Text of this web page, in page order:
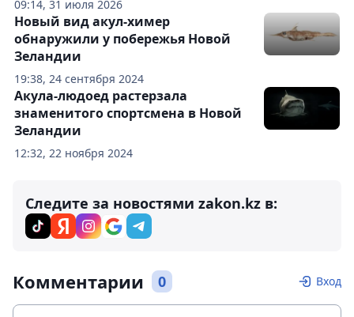
09:14, 31 июля 2026
19:38, 24 сентября 2024
Новый вид акул-химер
обнаружили у побережья Новой
Зеландии
12:32, 22 ноября 2024
Акула-людоед растерзала
знаменитого спортсмена в Новой
Зеландии
Следите за новостями zakon.kz в:
Комментарии 0 Вход